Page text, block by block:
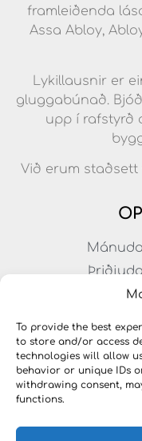
To provide the best
to store and/or access
technologies will allow
behavior or unique IDs
withdrawing consent,
functions.
framleiðenda
Assa Abloy,
Lykillausnir er
gluggabúnað.
upp í rafstyrð
Við erum staðsett